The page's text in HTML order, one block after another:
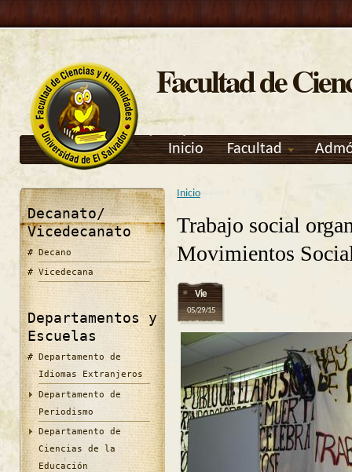
Facultad de
Inicio Facultad
Decanato/
Vicedecanato
Decano
Vicedecana
Departamentos y
Escuelas
Departamento de
Idiomas Extranjeros
Departamento de
Periodismo
Departamento de
Ciencias de la
Educación
Se encuentra usted aquí
Inicio
Trabajo social
Movimientos
Vie
05/29/15